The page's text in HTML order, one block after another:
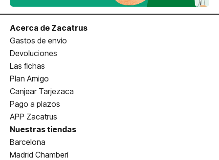
Acerca de Zacatrus
Gastos de envío
Devoluciones
Las fichas
Plan Amigo
Canjear Tarjezaca
Pago a plazos
APP Zacatrus
Nuestras tiendas
Barcelona
Madrid Chamberí